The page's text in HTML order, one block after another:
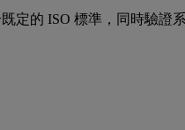
的 ISO 標準，同時驗